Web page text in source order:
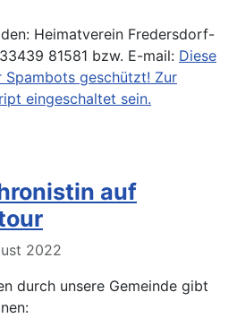
Heimatverein Fredersdorf-
81581 bzw. E-mail: Diese
geschützt! Zur
eingeschaltet sein.
auf
2022
durch unsere Gemeinde gibt